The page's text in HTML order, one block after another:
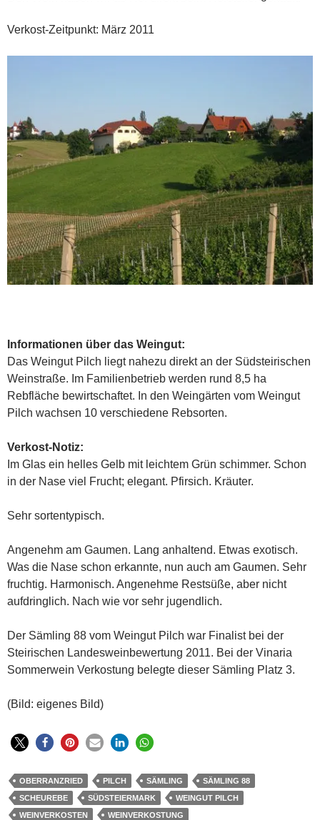
Verkost-Zeitpunkt: März 2011
Informationen über das Weingut:
Das Weingut Pilch liegt nahezu direkt an der Südsteirischen
Weinstraße. Im Familienbetrieb werden rund 8,5 ha
Rebfläche bewirtschaftet. In den Weingärten vom Weingut
Pilch wachsen 10 verschiedene Rebsorten.
Verkost-Notiz:
Im Glas ein helles Gelb mit leichtem Grün schimmer. Schon
in der Nase viel Frucht; elegant. Pfirsich. Kräuter.
Sehr sortentypisch.
Angenehm am Gaumen. Lang anhaltend. Etwas exotisch.
Was die Nase schon erkannte, nun auch am Gaumen. Sehr
fruchtig. Harmonisch. Angenehme Restsüße, aber nicht
aufdringlich. Nach wie vor sehr jugendlich.
Der Sämling 88 vom Weingut Pilch war Finalist bei der
Steirischen Landesweinbewertung 2011. Bei der Vinaria
Sommerwein Verkostung belegte dieser Sämling Platz 3.
(Bild: eigenes Bild)
OBERRANZRIED PILCH SÄMLING
SÄMLING 88
SCHEUREBE
SÜDSTEIERMARK
WEINGUT PILCH
WEINVERKOSTEN
WEINVERKOSTUNG